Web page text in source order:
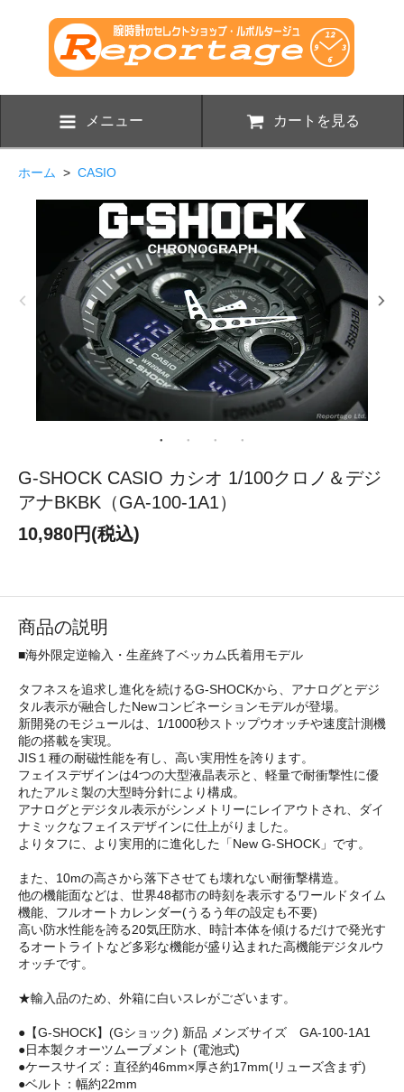
メニュー カートを見る
ホーム > CASIO
G-SHOCK CASIO カシオ 1/100クロノ＆デジ
アナBKBK（GA-100-1A1）
10,980円(税込)
商品の説明
■海外限定逆輸入・生産終了ベッカム氏着用モデル
タフネスを追求し進化を続けるG-SHOCKから、アナログとデジ
タル表示が融合したNewコンビネーションモデルが登場。
新開発のモジュールは、1/1000秒ストップウオッチや速度計測機
能の搭載を実現。
JIS１種の耐磁性能を有し、高い実用性を誇ります。
フェイスデザインは4つの大型液晶表示と、軽量で耐衝撃性に優
れたアルミ製の大型時分針により構成。
アナログとデジタル表示がシンメトリーにレイアウトされ、ダイ
ナミックなフェイスデザインに仕上がりました。
よりタフに、より実用的に進化した「New G-SHOCK」です。
また、10mの高さから落下させても壊れない耐衝撃構造。
他の機能面などは、世界48都市の時刻を表示するワールドタイム
機能、フルオートカレンダー(うるう年の設定も不要)
高い防水性能を誇る20気圧防水、時計本体を傾けるだけで発光す
るオートライトなど多彩な機能が盛り込まれた高機能デジタルウ
オッチです。
★輸入品のため、外箱に白いスレがございます。
●【G-SHOCK】(Gショック) 新品 メンズサイズ GA-100-1A1
●日本製クオーツムーブメント (電池式)
●ケースサイズ：直径約46mm×厚さ約17mm(リューズ含まず)
●ベルト：幅約22mm